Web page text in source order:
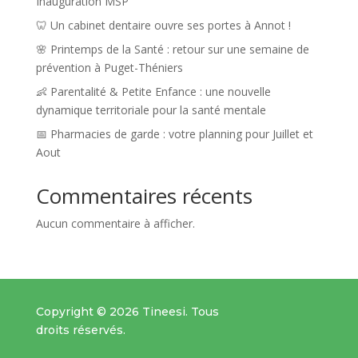
🦷 Un cabinet dentaire ouvre ses portes à Annot !
🌸 Printemps de la Santé : retour sur une semaine de
prévention à Puget-Théniers
👶 Parentalité & Petite Enfance : une nouvelle
dynamique territoriale pour la santé mentale
📅 Pharmacies de garde : votre planning pour Juillet et
Aout
Commentaires récents
Aucun commentaire à afficher.
Copyright © 2026 Tineesi. Tous
droits réservés.